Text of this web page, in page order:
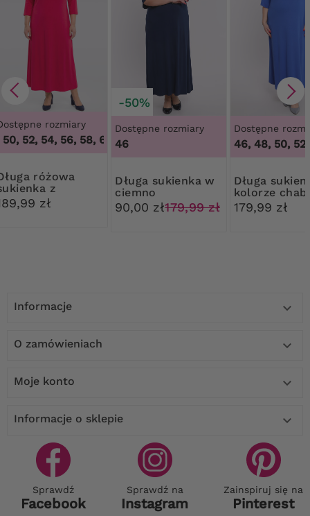
rozmiary
52, 54, 56, 58, 60, 62, 46, 48, 50, 52, 54, 56, 58, 60, 62
z
zł
-50%
Dostępne rozmiary
46
Długa sukienka w
ciemno
granatowym
kolorze
90,00 zł179,99 zł
Dostępne
46, 48, 50, 52
Długa sukienka w
kolorze
179,99 zł
Informacje 
O zamówieniach 
Moje konto 
Informacje o sklepie 
Sprawdź
Facebook
Sprawdź na
Instagram
Zainspiruj się na
Pinterest